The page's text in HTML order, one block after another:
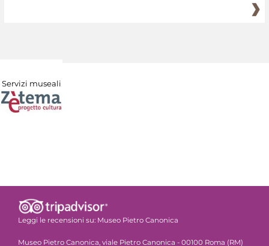
Servizi museali
Leggi le recensioni su: Museo Pietro Canonica
Museo Pietro Canonica, viale Pietro Canonica - 00100 Roma (RM)